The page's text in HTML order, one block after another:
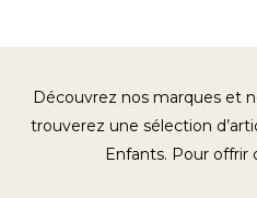
Découvrez nos marques et
trouverez une sélection
Enfants. Pour offrir